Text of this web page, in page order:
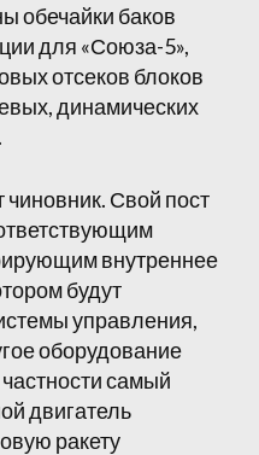
обечайки баков
для «Союза-5»,
отсеков блоков
динамических
Свой пост
внутреннее
будут
управления,
оборудование
самый
двигатель
ракету